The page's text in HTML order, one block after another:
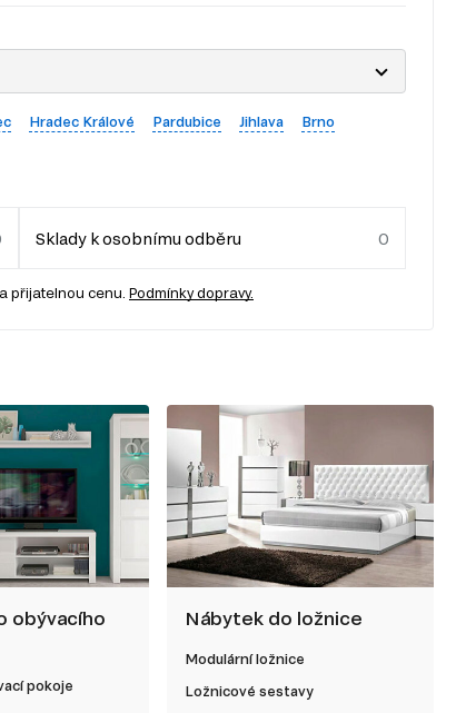
Hradec Králové Pardubice Jihlava
Brno
Sklady k osobnímu odběru
přijatelnou cenu. Podmínky dopravy.
obývacího
pokoje
Nábytek do ložnice
Modulární ložnice
Ložnicové sestavy